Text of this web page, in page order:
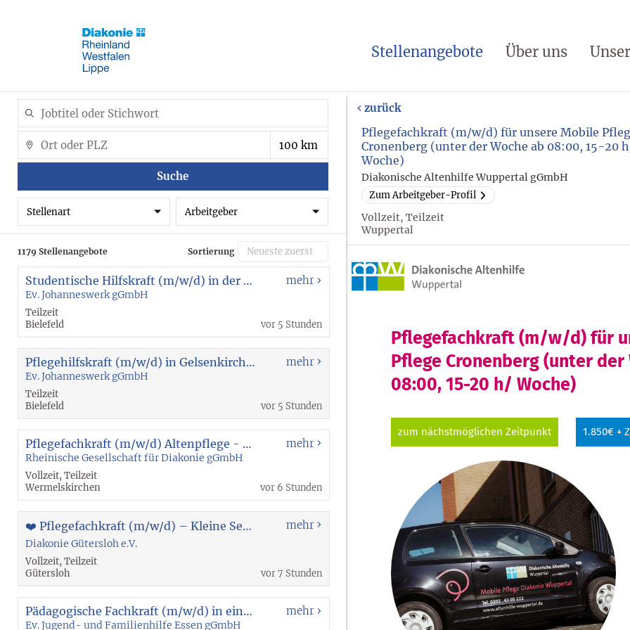
Stellenangebote Über uns
Suche
Stellenart Arbeitgeber
1179 Stellenangebote Sortierung
Studentische Hilfskraft (m/w/d) in der Eingliederungshilfe - Ambulant Betreutes Wohnen Bochum
Ev. Johanneswerk gGmbH
Teilzeit
Bielefeld
mehr
vor 5 Stunden
Pflegehilfskraft (m/w/d) in Gelsenkirchen-Feldmark
Ev. Johanneswerk gGmbH
Teilzeit
Bielefeld
mehr
vor 5 Stunden
Pflegefachkraft (m/w/d) Altenpflege - Wermelskirchen
Rheinische Gesellschaft für Diakonie gGmbH
Vollzeit, Teilzeit
Wermelskirchen
mehr
vor 6 Stunden
❤️ Pflegefachkraft (m/w/d) – Kleine Senioren-WG | 20 - 30 Std. | unbefristet
Diakonie Gütersloh e.V.
Vollzeit, Teilzeit
Gütersloh
mehr
vor 7 Stunden
Pädagogische Fachkraft (m/w/d) in einem stationären Angebot für Jungen
Ev. Jugend- und Familienhilfe Essen gGmbH
mehr
zurück
Pflegefachkraft (m/w/d) für unsere Mobile
Cronenberg (unter der Woche ab 08:00, 15-20
Woche)
Diakonische Altenhilfe Wuppertal gGmbH
Zum Arbeitgeber-Profil
Vollzeit, Teilzeit
Wuppertal